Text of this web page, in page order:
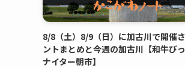
8/8（土）8/9（日）に加古川で開催
ントまとめと今週の加古川【和牛び
ナイター朝市】